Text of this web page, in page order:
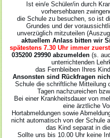
Ist ein/e Schüler/in durch
vorhersehbaren
die Schule zu besuchen, so ist
Grundes und der
unverzüglich mitzuteilen
aktuellem Anlass bitten wir
spätestens 7.30 Uhr immer
035200 29990 abzumelden (s.
unterrichtenden
das Fernbleiben Ihres
Ansonsten sind Rückfragen
Schule die schriftliche Mitteilung
Tagen nachzureichen
Bei einer Krankheitsdauer von
eine ärztliche
Hortabmeldungen sowie
nicht automatisch von der Schule
das Kind separat in
Sollte uns bis 10.00 Uhr keine